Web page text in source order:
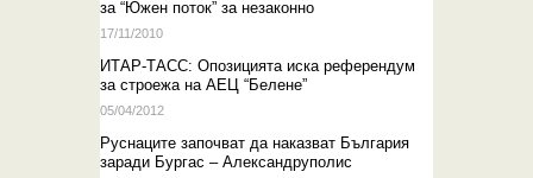
за “Южен поток” за незаконно
17/11/2010
ИТАР-ТАСС: Опозицията иска референдум
за строежа на АЕЦ “Белене”
05/04/2012
Руснаците започват да наказват България
заради Бургас – Александруполис